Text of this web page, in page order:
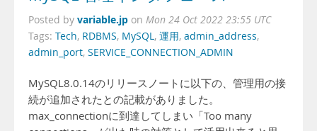
Posted by variable.jp on Mon 24 Oct 2022 23:55 UTC
Tags: Tech, RDBMS, MySQL, 運用, admin_address,
admin_port, SERVICE_CONNECTION_ADMIN
MySQL8.0.14のリリースノートに以下の、管理用の接
続が追加されたとの記載がありました。
max_connectionに到達してしまい「Too many